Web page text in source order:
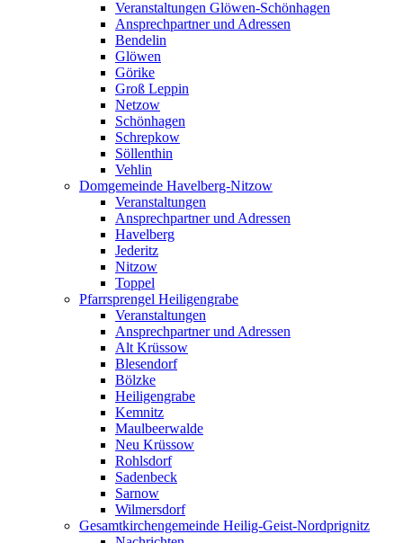
Veranstaltungen Glöwen-Schönhagen
Ansprechpartner und Adressen
Bendelin
Glöwen
Görike
Groß Leppin
Netzow
Schönhagen
Schrepkow
Söllenthin
Vehlin
Domgemeinde Havelberg-Nitzow
Veranstaltungen
Ansprechpartner und Adressen
Havelberg
Jederitz
Nitzow
Toppel
Pfarrsprengel Heiligengrabe
Veranstaltungen
Ansprechpartner und Adressen
Alt Krüssow
Blesendorf
Bölzke
Heiligengrabe
Kemnitz
Maulbeerwalde
Neu Krüssow
Rohlsdorf
Sadenbeck
Sarnow
Wilmersdorf
Gesamtkirchengemeinde Heilig-Geist-Nordprignitz